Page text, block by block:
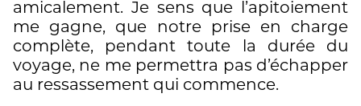
amicalement. Je sens que l’apitoiement
me gagne, que notre prise en charge
complète, pendant toute la durée du
voyage, ne me permettra pas d’échapper
au ressassement qui commence.